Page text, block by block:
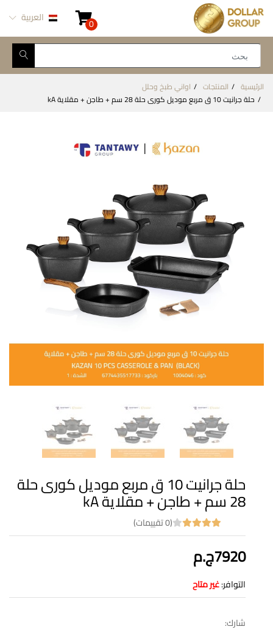
0 العربية
الرئيسية المنتجات
اواني طبخ وحلل
حلة جرانيت 10 ق مربع موديل كورى حلة 28 سم + طاجن + مقلاية kA
حلة جرانيت 10 ق مربع موديل كورى حلة
28 سم + طاجن + مقلاية kA
(0 تقييمات)
7920ج.م
التوافر:غير متاح
شارك: